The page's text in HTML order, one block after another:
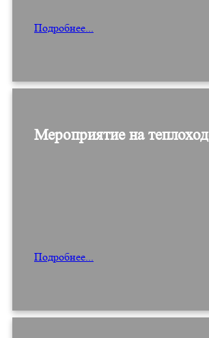
Подробнее...
Мероприятие на
Подробнее...